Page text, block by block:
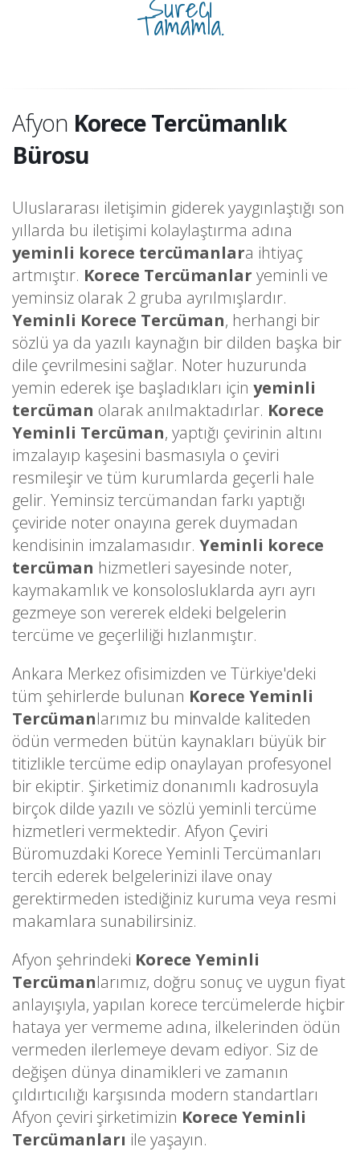
Tamamla.
Afyon Korece Tercümanlık
Bürosu
Uluslararası iletişimin giderek yaygınlaştığı son
yıllarda bu iletişimi kolaylaştırma adına
yeminli korece tercümanlara ihtiyaç
artmıştır. Korece Tercümanlar yeminli ve
yeminsiz olarak 2 gruba ayrılmışlardır.
Yeminli Korece Tercüman, herhangi bir
sözlü ya da yazılı kaynağın bir dilden başka bir
dile çevrilmesini sağlar. Noter huzurunda
yemin ederek işe başladıkları için yeminli
tercüman olarak anılmaktadırlar. Korece
Yeminli Tercüman, yaptığı çevirinin altını
imzalayıp kaşesini basmasıyla o çeviri
resmileşir ve tüm kurumlarda geçerli hale
gelir. Yeminsiz tercümandan farkı yaptığı
çeviride noter onayına gerek duymadan
kendisinin imzalamasıdır. Yeminli korece
tercüman hizmetleri sayesinde noter,
kaymakamlık ve konsolosluklarda ayrı ayrı
gezmeye son vererek eldeki belgelerin
tercüme ve geçerliliği hızlanmıştır.
Ankara Merkez ofisimizden ve Türkiye'deki
tüm şehirlerde bulunan Korece Yeminli
Tercümanlarımız bu minvalde kaliteden
ödün vermeden bütün kaynakları büyük bir
titizlikle tercüme edip onaylayan profesyonel
bir ekiptir. Şirketimiz donanımlı kadrosuyla
birçok dilde yazılı ve sözlü yeminli tercüme
hizmetleri vermektedir. Afyon Çeviri
Büromuzdaki Korece Yeminli Tercümanları
tercih ederek belgelerinizi ilave onay
gerektirmeden istediğiniz kuruma veya resmi
makamlara sunabilirsiniz.
Afyon şehrindeki Korece Yeminli
Tercümanlarımız, doğru sonuç ve uygun fiyat
anlayışıyla, yapılan korece tercümelerde hiçbir
hataya yer vermeme adına, ilkelerinden ödün
vermeden ilerlemeye devam ediyor. Siz de
değişen dünya dinamikleri ve zamanın
çıldırtıcılığı karşısında modern standartları
Afyon çeviri şirketimizin Korece Yeminli
Tercümanları ile yaşayın.